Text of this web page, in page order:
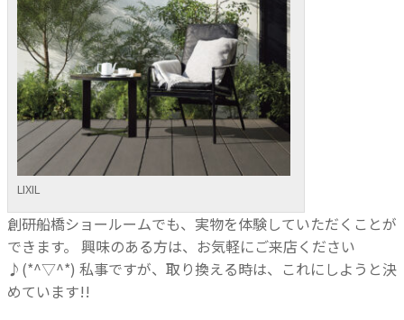
LIXIL
創研船橋ショールームでも、実物を体験していただくことが
できます。 興味のある方は、お気軽にご来店ください
♪(*^▽^*) 私事ですが、取り換える時は、これにしようと決
めています!!